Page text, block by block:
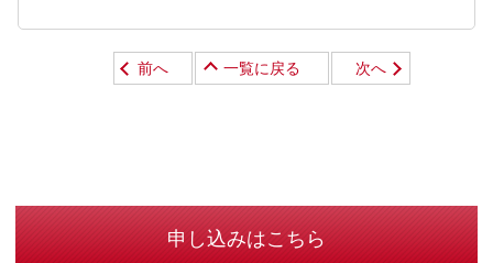
前へ 一覧に戻る 次へ
申し込みはこちら